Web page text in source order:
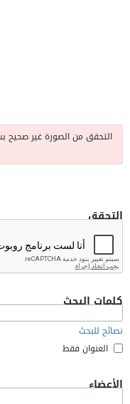
التحقق
كلمات البحث
نصائح للبحث
العنوان فقط
الأعضاء